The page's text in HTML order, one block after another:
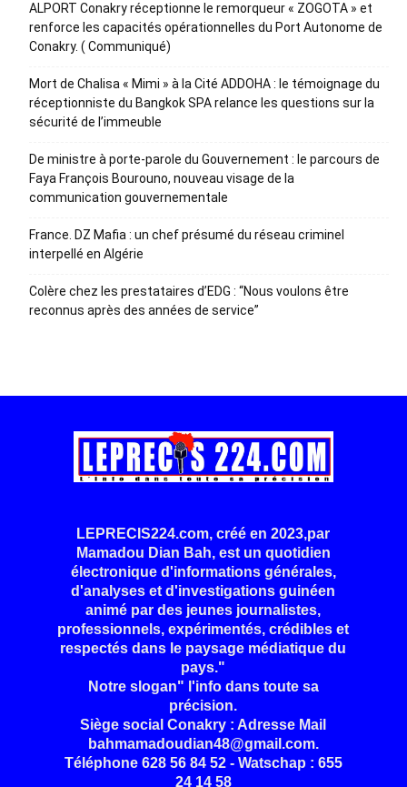
ALPORT Conakry réceptionne le remorqueur « ZOGOTA » et
renforce les capacités opérationnelles du Port Autonome de
Conakry. ( Communiqué)
Mort de Chalisa « Mimi » à la Cité ADDOHA : le témoignage du
réceptionniste du Bangkok SPA relance les questions sur la
sécurité de l’immeuble
De ministre à porte-parole du Gouvernement : le parcours de
Faya François Bourouno, nouveau visage de la
communication gouvernementale
France. DZ Mafia : un chef présumé du réseau criminel
interpellé en Algérie
Colère chez les prestataires d’EDG : “Nous voulons être
reconnus après des années de service”
LEPRECIS224.com, créé en 2023,par
Mamadou Dian Bah, est un quotidien
électronique d'informations générales,
d'analyses et d'investigations guinéen
animé par des jeunes journalistes,
professionnels, expérimentés, crédibles et
respectés dans le paysage médiatique du
pays."
Notre slogan" l'info dans toute sa
précision.
Siège social Conakry : Adresse Mail
bahmamadoudian48@gmail.com.
Téléphone 628 56 84 52 - Watschap : 655
24 14 58